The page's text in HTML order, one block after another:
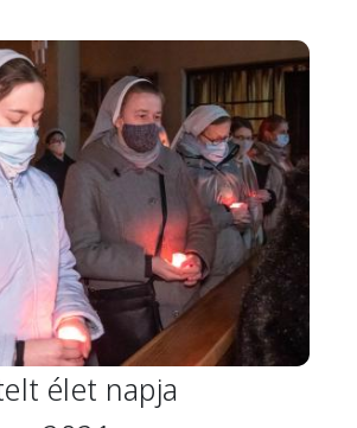
élet napja